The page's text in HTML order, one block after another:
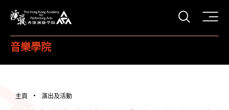
打開
音樂學院
主頁 演出及活動